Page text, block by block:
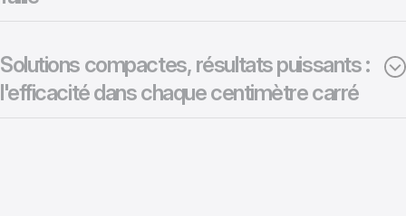
Solutions compactes, résultats puissants :
l'efficacité dans chaque centimètre carré